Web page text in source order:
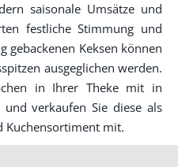
saisonale Umsätze und
festliche Stimmung und
gebackenen Keksen können
ausgeglichen werden.
in Ihrer Theke mit in
und verkaufen Sie diese als
Kuchensortiment mit.